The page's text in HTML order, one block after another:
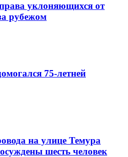
уклоняющихся от
рубежом
75-летней
на улице Темура
шесть человек